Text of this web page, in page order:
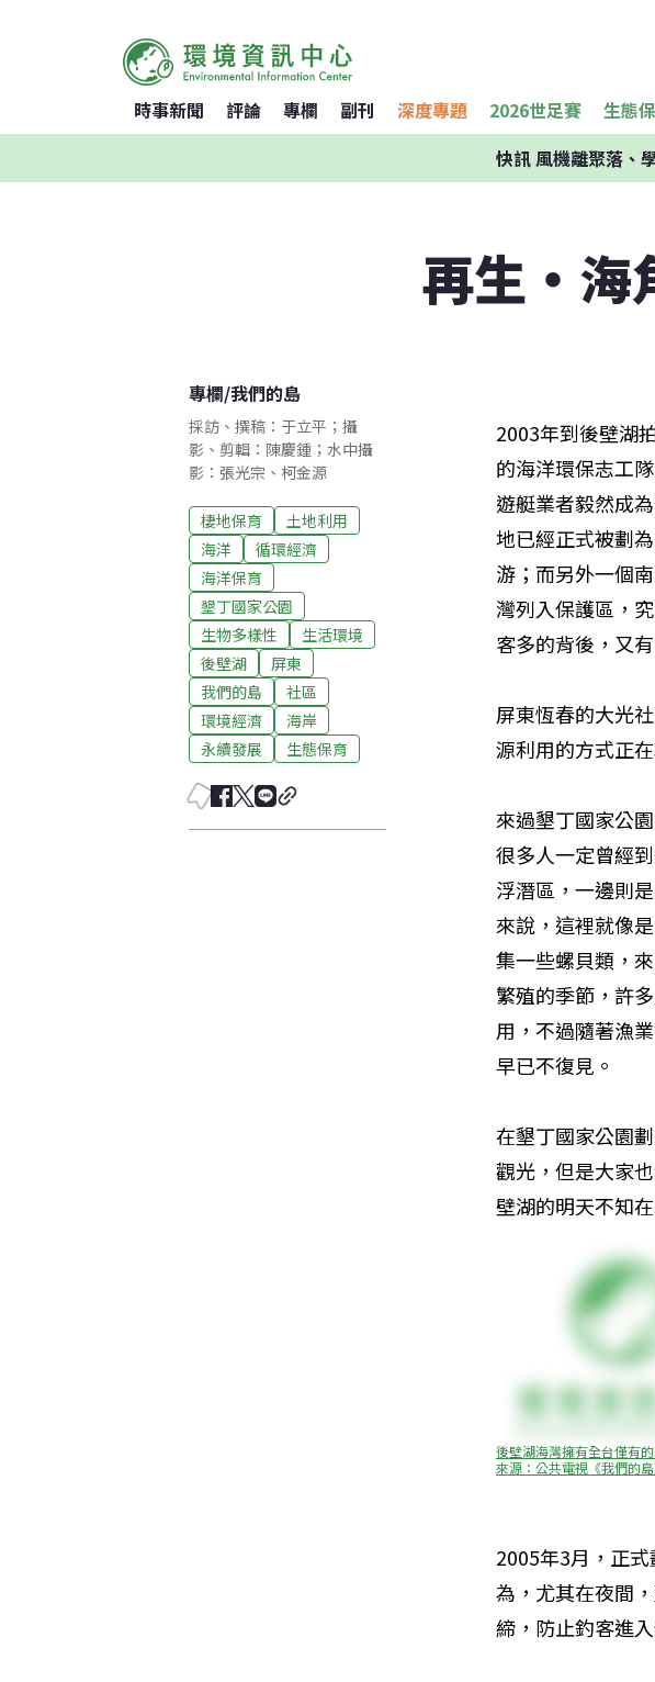
時事新聞 評論 專欄 副刊 深度專題 2026世足賽 生態
快訊風機離聚落、
再生‧海
專欄/我們的島
採訪、撰稿：于立平；攝
影、剪輯：陳慶鍾；水中攝
影：張光宗、柯金源
棲地保育
土地利用
海洋
循環經濟
海洋保育
墾丁國家公園
生物多樣性
生活環境
後壁湖
屏東
我們的島
社區
環境經濟
海岸
永續發展
生態保育
2003年到後壁湖
的海洋環保志工
遊艇業者毅然成
地已經正式被劃
游；而另外一個
灣列入保護區，
客多的背後，又
屏東恆春的大光
源利用的方式正
來過墾丁國家公
很多人一定曾經
浮潛區，一邊則
來說，這裡就像
集一些螺貝類，
繁殖的季節，許
用，不過隨著漁
早已不復見。
在墾丁國家公園
觀光，但是大家
壁湖的明天不知
後壁湖海灣擁有全台僅有
來源：公共電視《我們的島
2005年3月，正
為，尤其在夜間
締，防止釣客進